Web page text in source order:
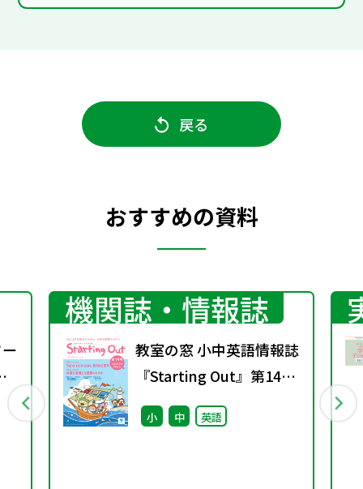
戻る
おすすめの資料
機関誌・情報誌
教室の窓 小中英語情報誌
『Starting Out』第14号
(2026年春号)
小 中 英語